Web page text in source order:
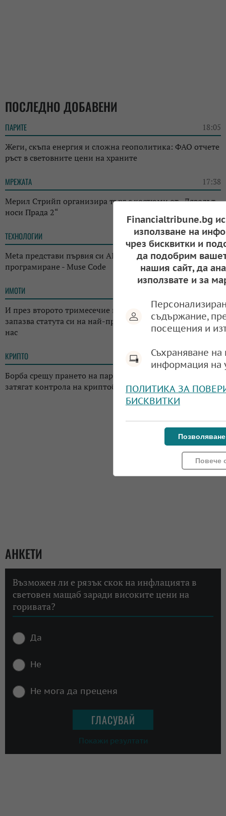
ПОСЛЕДНО ДОБАВЕНИ
ПАРИТЕ 18:05
Жеги, скъпа енергия и сложна геополитика: ФАО отчете
ръст в световните цени на храните
МРЕЖАТА 17:38
Мерил Стрийп организира търг с костюми от „Дяволът
носи Прада 2“
ТЕХНОЛОГИИ 14:38
Meta представи първия си AI инструмент за
програмиране - Muse Code
ИМОТИ
И през второто тримесечие на годината: Къщата
запазва статута си на най-предпочитаното жилище у
нас
КРИПТО 13:02
Борба срещу прането на пари: Регулаторите в Япония
затягат контрола на криптоборсите в страната
АНКЕТИ
Възможен ли е рязък скок на инфлацията в
световен мащаб заради високите цени на
горивата?
Да
Не
Не мога да преценя
Покажи резултати
Financialtribune.bg
използване на
чрез бисквитки и
да подобрим
нашия сайт, да
използвате и за
съдържание,
посещения и
Съхраняване
информация на
ПОЛИТИКА ЗА
БИСКВИТКИ
Повече